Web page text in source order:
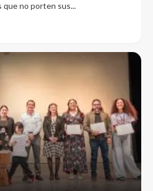
que no porten sus...